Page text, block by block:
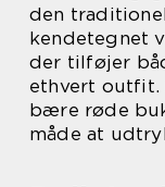
den
kendetegnet
der tilføjer
ethvert outfit.
bære røde
måde at